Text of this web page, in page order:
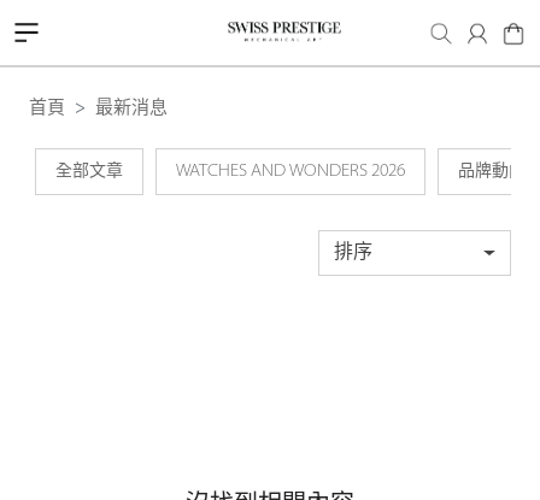
首頁 最新消息
全部文章 WATCHES AND WONDERS 2026 品牌動向
排序